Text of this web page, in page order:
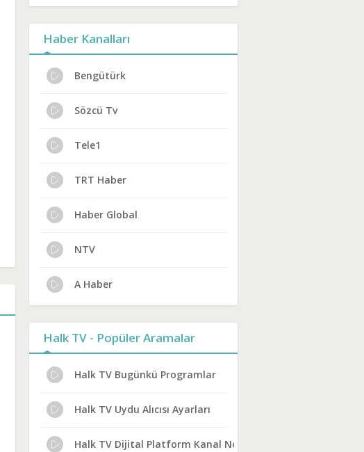
Haber Kanalları
Bengütürk
Sözcü Tv
Tele1
TRT Haber
Haber Global
NTV
A Haber
Halk TV - Popüler Aramalar
Halk TV Bugünkü Programlar
Halk TV Uydu Alıcısı Ayarları
Halk TV Dijital Platform Kanal No